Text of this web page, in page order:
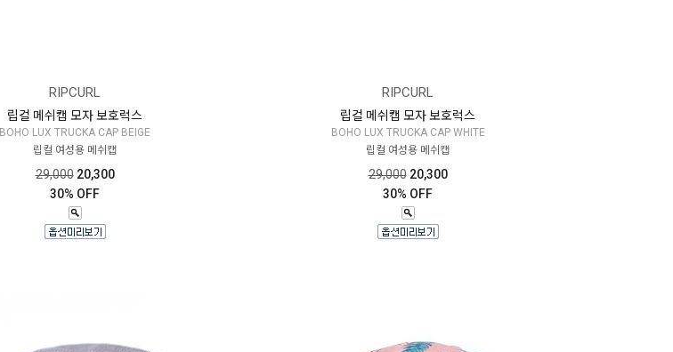
RIPCURL
립컬 메쉬캡 모자 보호럭스
BOHO LUX TRUCKA CAP BEIGE
립컬 여성용 메쉬캡
29,000 20,300
30% OFF
RIPCURL
립컬 메쉬캡 모자 보호럭스
BOHO LUX TRUCKA CAP WHITE
립컬 여성용 메쉬캡
29,000 20,300
30% OFF